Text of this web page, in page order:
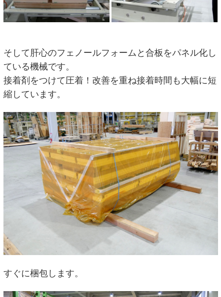
そして肝心のフェノールフォームと合板をパネル化し
ている機械です。
接着剤をつけて圧着！改善を重ね接着時間も大幅に短
縮しています。
すぐに梱包します。